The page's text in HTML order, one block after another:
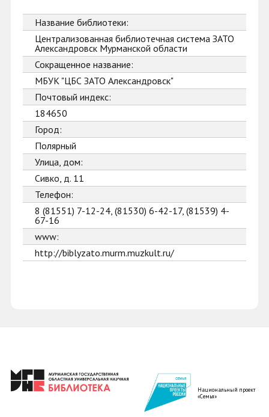
Название библиотеки:
Централизованная библиотечная система ЗАТО
Александровск Мурманской области
Сокращенное название:
МБУК "ЦБС ЗАТО Александровск"
Почтовый индекс:
184650
Город:
Полярный
Улица, дом:
Сивко, д. 11
Телефон:
8 (81551) 7-12-24, (81530) 6-42-17, (81539) 4-
67-16
www:
http://biblyzato.murm.muzkult.ru/
Национальный проект
«Семья»